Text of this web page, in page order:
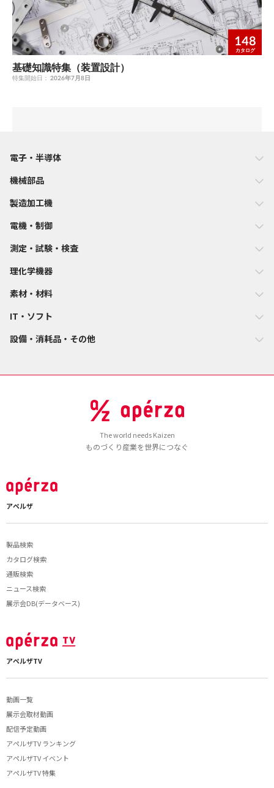
148
カタログ
基礎知識特集（装置設計）
特集開始日： 2026年7月8日
電子・半導体
機械部品
製造加工機
電機・制御
測定・試験・検査
理化学機器
素材・材料
IT・ソフト
設備・消耗品・その他
The world needs Kaizen
ものづくり産業を世界につなぐ
アペルザ
製品検索
カタログ検索
通販検索
ニュース検索
展示会DB(データベース)
アペルザTV
動画一覧
展示会取材動画
配信予定動画
アペルザTV ランキング
アペルザTV イベント
アペルザTV 特集